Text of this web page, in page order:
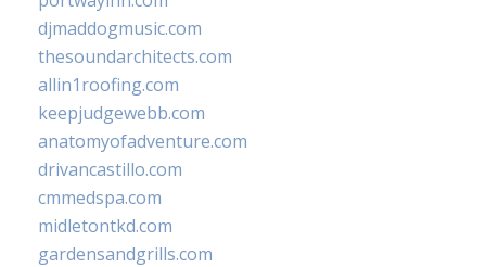
djmaddogmusic.com
thesoundarchitects.com
allin1roofing.com
keepjudgewebb.com
anatomyofadventure.com
drivancastillo.com
cmmedspa.com
midletontkd.com
gardensandgrills.com